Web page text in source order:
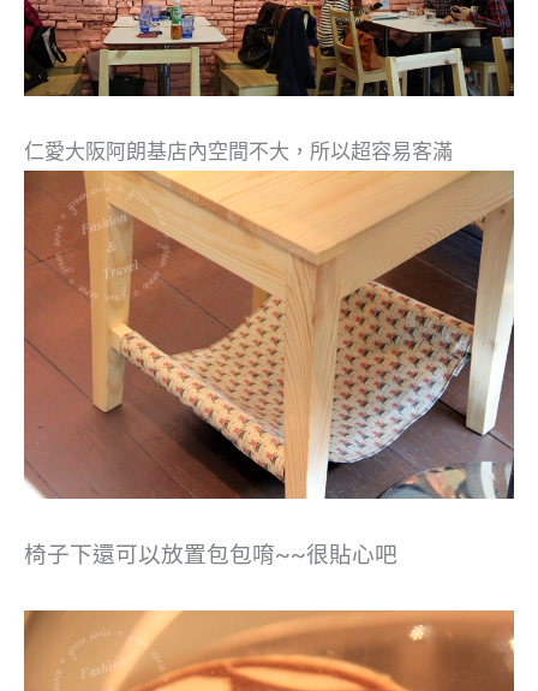
仁愛大阪阿朗基店內空間不大，所以超容易客滿
椅子下還可以放置包包唷~~很貼心吧